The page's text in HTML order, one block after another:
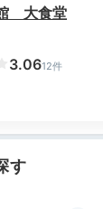
のホテル
大食堂
3.0612件
す